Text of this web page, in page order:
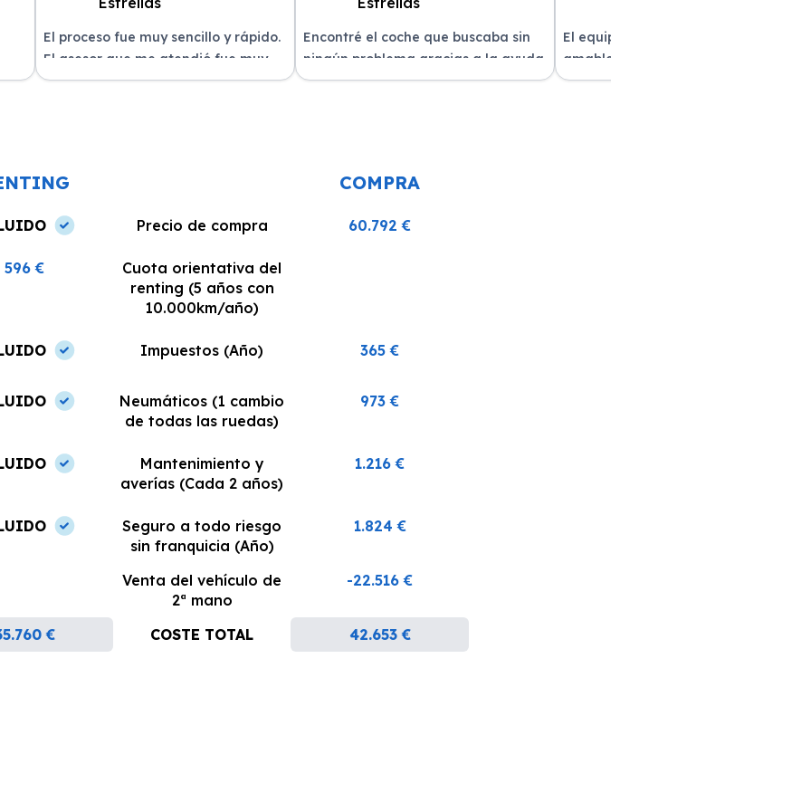
El proceso fue muy sencillo y rápido.
El asesor que me atendió fue muy
amable y me explicó todo con
Encontré el coche que buscaba sin
ningún problema gracias a la ayuda
del equipo. La atención al cliente fue
El equipo fue muy profesional y
amable durante todo el proceso. La
entrega del vehículo fue rapidísima
COMPRA
Precio de compra 60.792 €
596 €
Cuota orientativa del
renting (5 años con
10.000km/año)
Impuestos (Año) 365 €
Neumáticos (1 cambio
de todas las ruedas)
973 €
Mantenimiento y
averías (Cada 2 años)
1.216 €
Seguro a todo riesgo
sin franquicia (Año)
1.824 €
Venta del vehículo de
2ª mano
-22.516 €
€ COSTE TOTAL 42.653 €